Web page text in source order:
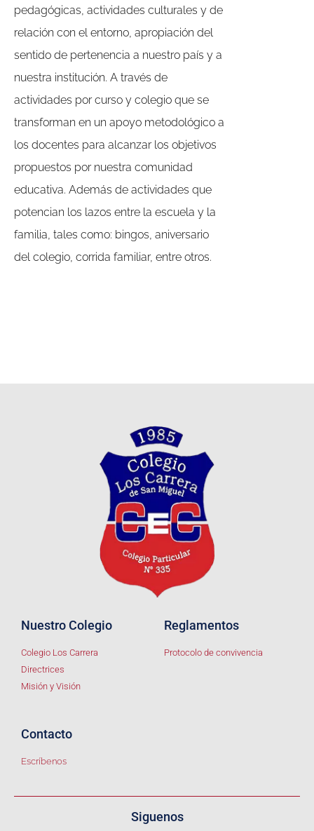
pedagógicas, actividades culturales y de
relación con el entorno, apropiación del
sentido de pertenencia a nuestro país y a
nuestra institución. A través de
actividades por curso y colegio que se
transforman en un apoyo metodológico a
los docentes para alcanzar los objetivos
propuestos por nuestra comunidad
educativa. Además de actividades que
potencian los lazos entre la escuela y la
familia, tales como: bingos, aniversario
del colegio, corrida familiar, entre otros.
Nuestro Colegio
Colegio Los Carrera
Directrices
Misión y Visión
Reglamentos
Protocolo de convivencia
Contacto
Escríbenos
Siguenos